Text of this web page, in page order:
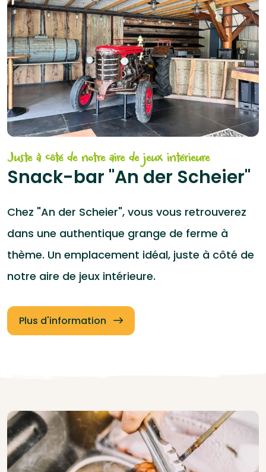
Juste à côté de notre aire de jeux intérieure
Snack-bar "An der Scheier"
Chez "An der Scheier", vous vous retrouverez
dans une authentique grange de ferme à
thème. Un emplacement idéal, juste à côté de
notre aire de jeux intérieure.
Plus d'information